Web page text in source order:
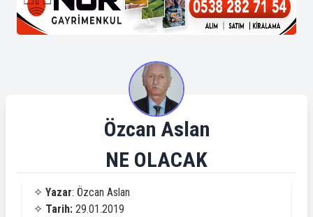
Özcan Aslan
NE OLACAK
✧ Yazar: Özcan Aslan
✧ Tarih: 29.01.2019